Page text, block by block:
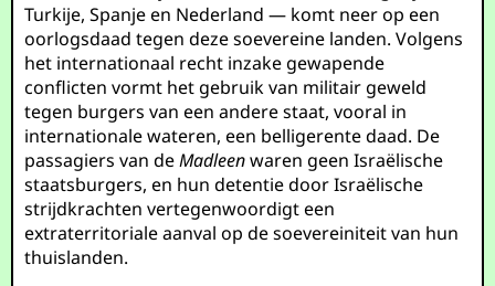
Turkije, Spanje en Nederland — komt neer op een
oorlogsdaad tegen deze soevereine landen. Volgens
het internationaal recht inzake gewapende
conflicten vormt het gebruik van militair geweld
tegen burgers van een andere staat, vooral in
internationale wateren, een belligerente daad. De
passagiers van deMadleenwaren geen Israëlische
staatsburgers, en hun detentie door Israëlische
strijdkrachten vertegenwoordigt een
extraterritoriale aanval op de soevereiniteit van hun
thuislanden.